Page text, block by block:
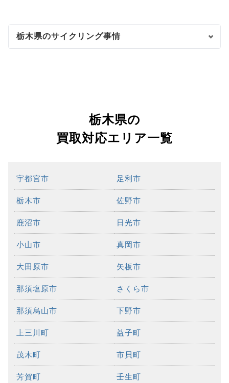
栃木県のサイクリング事情
栃木県の
買取対応エリア一覧
宇都宮市 足利市
栃木市 佐野市
鹿沼市 日光市
小山市 真岡市
大田原市 矢板市
那須塩原市 さくら市
那須烏山市 下野市
上三川町 益子町
茂木町 市貝町
芳賀町 壬生町